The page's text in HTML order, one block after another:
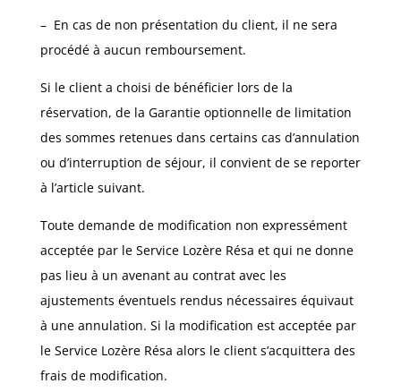
– En cas de non présentation du client, il ne sera
procédé à aucun remboursement.
Si le client a choisi de bénéficier lors de la
réservation, de la Garantie optionnelle de limitation
des sommes retenues dans certains cas d’annulation
ou d’interruption de séjour, il convient de se reporter
à l’article suivant.
Toute demande de modification non expressément
acceptée par le Service Lozère Résa et qui ne donne
pas lieu à un avenant au contrat avec les
ajustements éventuels rendus nécessaires équivaut
à une annulation. Si la modification est acceptée par
le Service Lozère Résa alors le client s’acquittera des
frais de modification.